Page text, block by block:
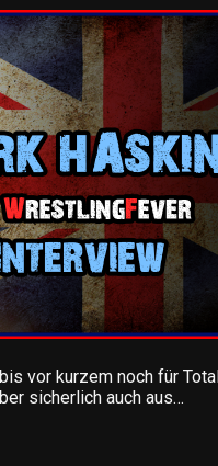
vor kurzem noch für
sicherlich auch aus…